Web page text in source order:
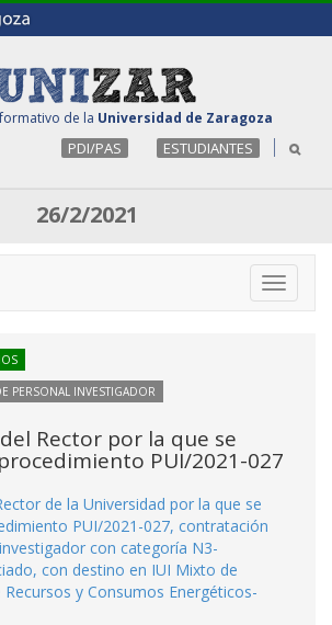
de la Universidad de Zaragoza
PDI/PAS ESTUDIANTES
26/2/2021
Toggle
PERSONAL INVESTIGADOR
Rector por la que se
PUI/2021-027
de la Universidad por la que se
PUI/2021-027, contratación
con categoría N3-
con destino en IUI Mixto de
y Consumos Energéticos-